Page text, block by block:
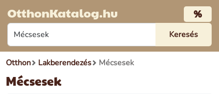
OtthonKatalog.hu %
Otthon Lakberendezés Mécsesek
Mécsesek